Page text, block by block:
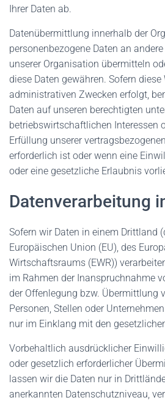
Ihrer Daten ab.
Datenübermittlung innerhalb der
personenbezogene Daten an
unserer Organisation übermitteln
diese Daten gewähren. Sofern diese
administrativen Zwecken erfolgt,
Daten auf unseren berechtigten
betriebswirtschaftlichen Interessen
Erfüllung unserer
erforderlich ist oder wenn eine
oder eine gesetzliche Erlaubnis
Datenverarbeitung
Sofern wir Daten in einem Drittland
Europäischen Union (EU), des
Wirtschaftsraums (EWR))
im Rahmen der Inanspruchnahme
der Offenlegung bzw. Übermittlung
Personen, Stellen oder
nur im Einklang mit den
Vorbehaltlich ausdrücklicher
oder gesetzlich erforderlicher
lassen wir die Daten nur in
anerkannten Datenschutzniveau,